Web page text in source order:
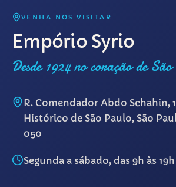
VENHA NOS VISITAR
Empório Syrio
Desde 1924 no coração de
R. Comendador Abdo Schahin,
Histórico de São Paulo, São
050
Segunda a sábado, das 9h às 19h